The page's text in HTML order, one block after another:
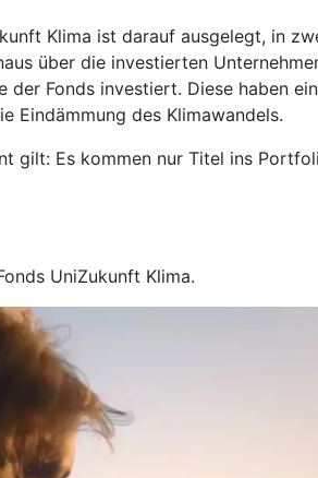
Klima ist darauf ausgelegt, in
über die investierten
der Fonds investiert. Diese haben
Eindämmung des Klimawandels.
gilt: Es kommen nur Titel ins
UniZukunft Klima.